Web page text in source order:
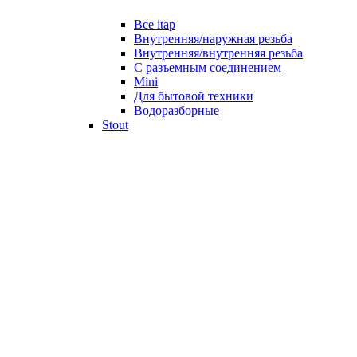
Все itap
Внутренняя/наружная резьба
Внутренняя/внутренняя резьба
С разъемным соединением
Mini
Для бытовой техники
Водоразборные
Stout